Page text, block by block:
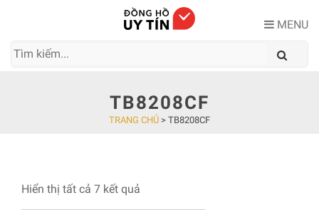
MENU
TB8208CF
TRANG CHỦ > TB8208CF
Hiển thị tất cả 7 kết quả